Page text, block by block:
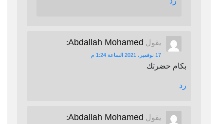
يقول Abdallah Mohamed
:
17 نوفمبر، 2021 الساعة 1:24 م
بكام حضرتك
رد
يقول Abdallah Mohamed
: